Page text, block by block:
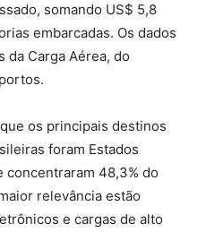
somando US$ 5,8
embarcadas. Os dados
da Carga Aérea, do
os principais destinos
foram Estados
concentraram 48,3% do
relevância estão
e cargas de alto